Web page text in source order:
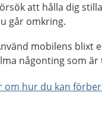
att hålla dig
går omkring.
mobilens blixt
någonting som
om hur du kan